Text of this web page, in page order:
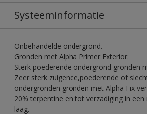
Systeeminformatie
Onbehandelde ondergrond.
Gronden met Alpha Primer Exterior.
Sterk poederende ondergrond gronden
Zeer sterk zuigende,poederende of
ondergronden gronden met Alpha Fix
20% terpentine en tot verzadiging in een
laag.